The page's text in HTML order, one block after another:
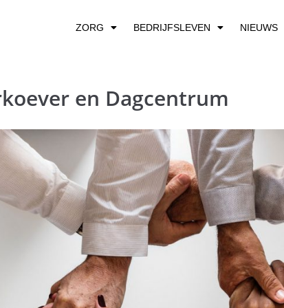
ZORG BEDRIJFSLEVEN NIEUWS
en Dagcentrum